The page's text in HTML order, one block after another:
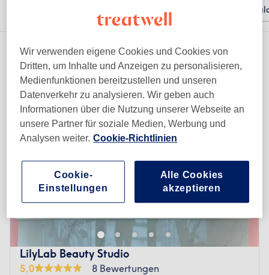
2 Salons die anbieten:
permanent & semi-permanent make-up in der Nähe von Neustadt,
Halle
LilyLab Beauty Studio
5,0
8 Bewertungen
Wir verwenden eigene Cookies und Cookies von
Dritten, um Inhalte und Anzeigen zu personalisieren,
Medienfunktionen bereitzustellen und unseren
Datenverkehr zu analysieren. Wir geben auch
Informationen über die Nutzung unserer Webseite an
unsere Partner für soziale Medien, Werbung und
Analysen weiter. Cookie-Richtlinien
Cookie-
Einstellungen
Alle Cookies
akzeptieren